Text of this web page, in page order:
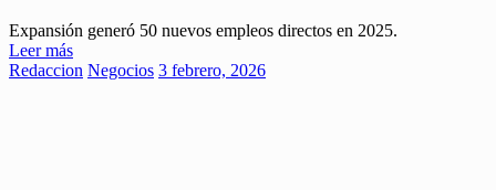
Expansión generó 50 nuevos empleos directos en 2025.
Leer más
Redaccion Negocios 3 febrero, 2026